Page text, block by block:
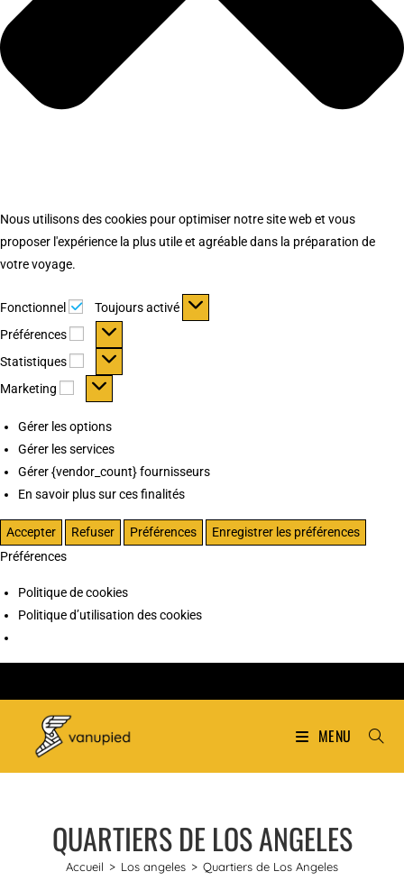
Nous utilisons des cookies pour optimiser notre site web et vous
proposer l'expérience la plus utile et agréable dans la préparation de
votre voyage.
Fonctionnel Fonctionnel
Toujours activé
Préférences
Préférences
Statistiques Statistiques
Marketing Marketing
Gérer les options
Gérer les services
Gérer {vendor_count} fournisseurs
En savoir plus sur ces finalités
Accepter Refuser Préférences
Enregistrer les préférences
Préférences
Politique de cookies
Politique d’utilisation des cookies
MENU
QUARTIERS DE LOS ANGELES
Accueil > Los angeles > Quartiers de Los Angeles